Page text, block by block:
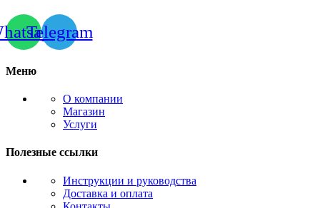
Telegram
Меню
О компании
Магазин
Услуги
Полезные ссылки
Инструкции и руководства
Доставка и оплата